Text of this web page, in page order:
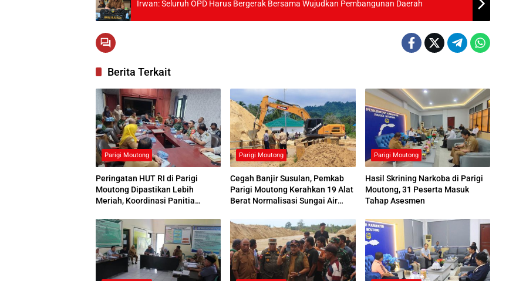
Irwan: Seluruh OPD Harus Bergerak Bersama Wujudkan Pembangunan Daerah
Berita Terkait
Parigi Moutong
Peringatan HUT RI di Parigi
Moutong Dipastikan Lebih
Meriah, Koordinasi Panitia
Parigi Moutong
Cegah Banjir Susulan, Pemkab
Parigi Moutong Kerahkan 19 Alat
Berat Normalisasi Sungai Air
Parigi Moutong
Hasil Skrining Narkoba di Parigi
Moutong, 31 Peserta Masuk
Tahap Asesmen